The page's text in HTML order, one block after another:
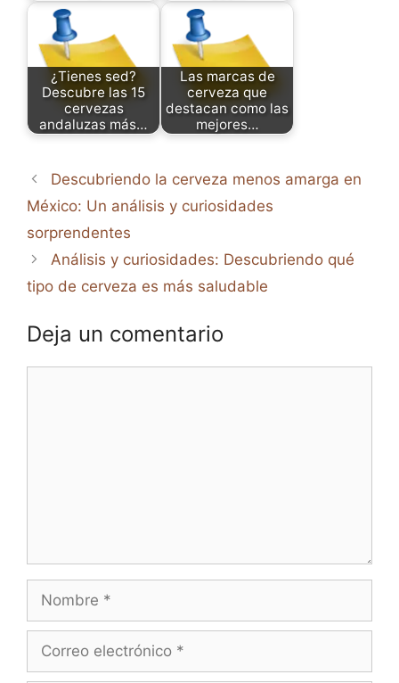
¿Tienes sed?
Descubre las 15
cervezas
andaluzas más…
Las marcas de
cerveza que
destacan como las
mejores…
Descubriendo la cerveza menos amarga en
México: Un análisis y curiosidades
sorprendentes
Análisis y curiosidades: Descubriendo qué
tipo de cerveza es más saludable
Deja un comentario
Nombre
Correo